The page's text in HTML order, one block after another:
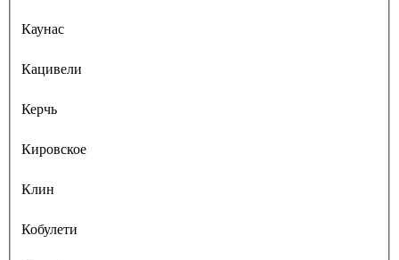
Каунас
Кацивели
Керчь
Кировское
Клин
Кобулети